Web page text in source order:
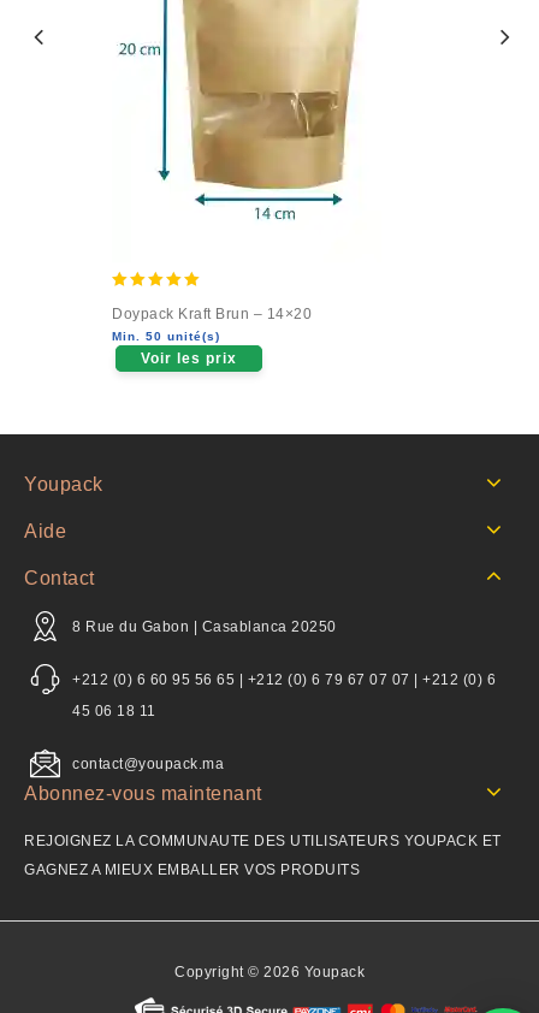
out of 5
Doypack Kraft Brun – 14×20
Min. 50 unité(s)
Voir les prix
Youpack
Aide
Contact
8 Rue du Gabon | Casablanca 20250
+212 (0) 6 60 95 56 65 | +212 (0) 6 79 67 07 07 | +212 (0) 6
45 06 18 11
contact@youpack.ma
Abonnez-vous maintenant
REJOIGNEZ LA COMMUNAUTE DES UTILISATEURS YOUPACK ET
GAGNEZ A MIEUX EMBALLER VOS PRODUITS
Copyright © 2026 Youpack